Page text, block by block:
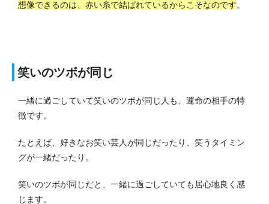
想像できるのは、赤い糸で結ばれているからこそなのです。
笑いのツボが同じ
一緒に過ごしていて笑いのツボが同じ人も、運命の相手の特
徴です。
たとえば、好きなお笑い芸人が同じだったり、笑うタイミン
グが一緒だったり。
笑いのツボが同じだと、一緒に過ごしていても居心地良く感
じます。